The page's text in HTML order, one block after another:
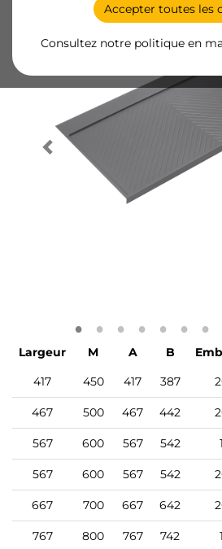
Accepter toutes les
Consultez notre politique en
Largeur M A B
417
450 417 387
467 500 467 442
567 600 567 542
567 600 567 542
667 700 667 642
767 800 767 742